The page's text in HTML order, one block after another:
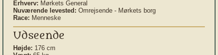
Erhverv: Mørkets General
Nuværende levested: Omrejsende - Mørkets borg
Race: Menneske
Udseende
Højde: 176 cm